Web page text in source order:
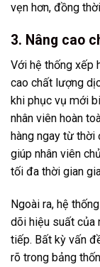
vẹn hơn, đồng
3. Nâng cao
Với hệ thống xếp
cao chất lượng
khi phục vụ mới
nhân viên hoàn
hàng ngay từ
giúp nhân viên
tối đa thời gian
Ngoài ra, hệ
dõi hiệu suất của
tiếp. Bất kỳ vấn
rõ trong bảng